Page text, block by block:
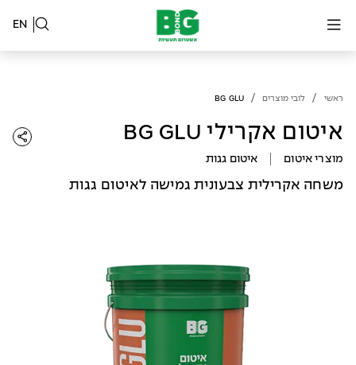
EN
ראשי / לובי מוצרים /
BG GLU
איטום אקרילי BG GLU
מוצרי איטום איטום גגות
משחה אקרילית צבעונית גמישה לאיטום גגות